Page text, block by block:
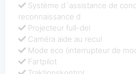
Système d`assistance de
reconnaissance d
Projecteur full-del
Caméra aide au recul
Mode eco (interrupteur de
Fartpilot